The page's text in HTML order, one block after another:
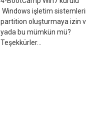
Windows işletim
partition oluşturmaya izin
yada bu mümkün mü?
Teşekkürler...